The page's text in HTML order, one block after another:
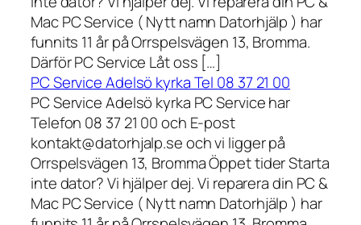
Mac PC Service ( Nytt namn Datorhjälp ) har
funnits 11 år på Orrspelsvägen 13, Bromma.
Därför PC Service Låt oss […]
PC Service Adelsö kyrka Tel 08 37 21 00
PC Service Adelsö kyrka PC Service har
Telefon 08 37 21 00 och E-post
kontakt@datorhjalp.se och vi ligger på
Orrspelsvägen 13, Bromma Öppet tider Starta
inte dator? Vi hjälper dej. Vi reparera din PC &
Mac PC Service ( Nytt namn Datorhjälp ) har